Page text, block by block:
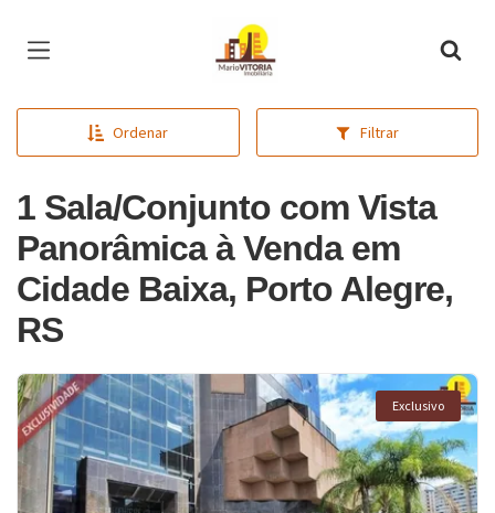
Página inicial
Ordenar Filtrar
1 Sala/Conjunto com Vista
Panorâmica à Venda em
Cidade Baixa, Porto Alegre,
RS
Exclusivo